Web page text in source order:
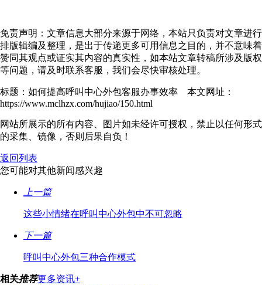
免责声明：文章信息大部分来源于网络，本站只负责对文章进行
排版辑编及整理，是出于传递更多可用信息之目的，并不意味着
赞同其观点或证实其内容的真实性，如本站文章转稿所涉及版权
等问题，请及时联系客服，我们会尽快审核处理。
标题：如何提高呼叫中心外包客服办事效率 本文网址：
https://www.mclhzx.com/hujiao/150.html
网站所展示的所有内容、图片如未经许可授权，禁止以任何形式
的采集、镜像，否则后果自负！
返回列表
您可能对其他新闻感兴趣
上一篇
这些小情绪在呼叫中心外包中不可忽略
下一篇
呼叫中心外包三种合作模式
相关推荐更多资讯+